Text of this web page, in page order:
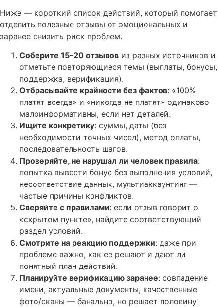
Ниже — короткий список действий, который помогает
отделить полезные отзывы от эмоциональных и
заранее снизить риск проблем.
Соберите 15–20 отзывов из разных источников и
отметьте повторяющиеся темы (выплаты, бонусы,
поддержка, верификация).
Отбрасывайте крайности без фактов: «100%
платят всегда» и «никогда не платят» одинаково
малоинформативны, если нет деталей.
Ищите конкретику: суммы, даты (без
необходимости точных чисел), метод оплаты,
последовательность шагов.
Проверяйте, не нарушал ли человек правила:
попытка вывести бонус без выполнения условий,
несоответствие данных, мультиаккаунтинг —
частые причины конфликтов.
Сверяйте с правилами: если отзыв говорит о
«скрытом пункте», найдите соответствующий
раздел условий.
Смотрите на реакцию поддержки: даже при
проблеме важно, как ее решают и дают ли
понятный план действий.
Планируйте верификацию заранее: совпадение
имени, актуальные документы, качественные
фото/сканы — банально, но решает половину